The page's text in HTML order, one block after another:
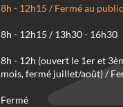
8h - 12h15 / Fermé au public
8h - 12h15 / 13h30 - 16h30
8h - 12h (ouvert le 1er et
mois, fermé juillet/août) /
Fermé